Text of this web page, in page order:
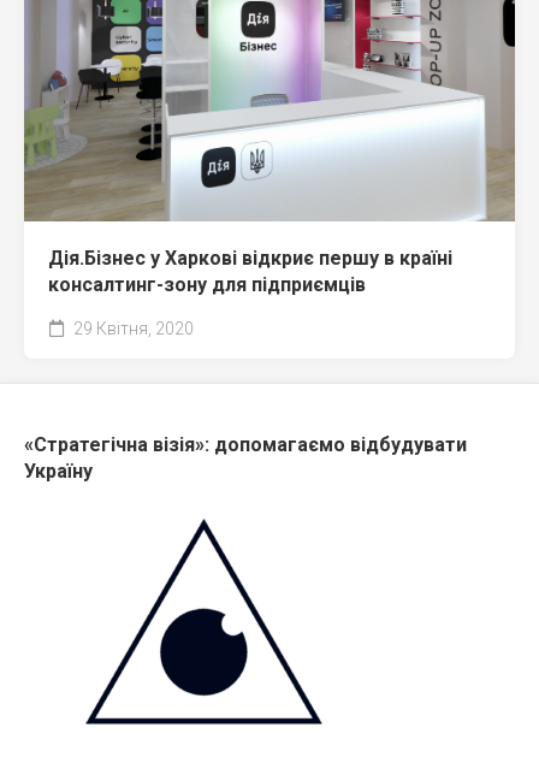
Дія.Бізнес у Харкові відкриє першу в країні
консалтинг-зону для підприємців
29 Квітня, 2020
«Стратегічна візія»: допомагаємо відбудувати
Україну